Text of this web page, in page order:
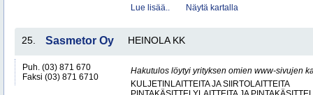
Lue lisää..
Näytä kartalla
25. Sasmetor Oy HEINOLA KK
Puh. (03) 871 670
Faksi (03) 871 6710
Hakutulos löytyi yrityksen omien www-sivujen
KULJETINLAITTEITA JA SIIRTOLAITTEITA